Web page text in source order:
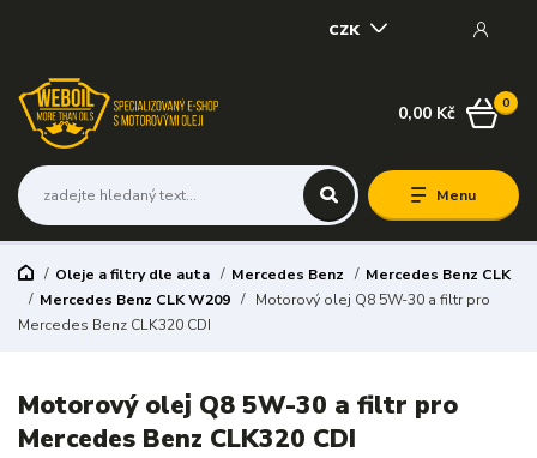
Menu
CZK
0
0,00 Kč
Oleje a filtry dle auta Mercedes Benz
Mercedes Benz CLK
Mercedes Benz CLK W209
Motorový olej Q8 5W-30 a filtr pro
Mercedes Benz CLK320 CDI
Motorový olej Q8 5W-30 a filtr pro
Mercedes Benz CLK320 CDI